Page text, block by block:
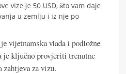
vize je 50 USD, što vam daje
u zemlju i iz nje po
vijetnamska vlada i podložne
je ključno provjeriti trenutne
zahtjeva za vizu.